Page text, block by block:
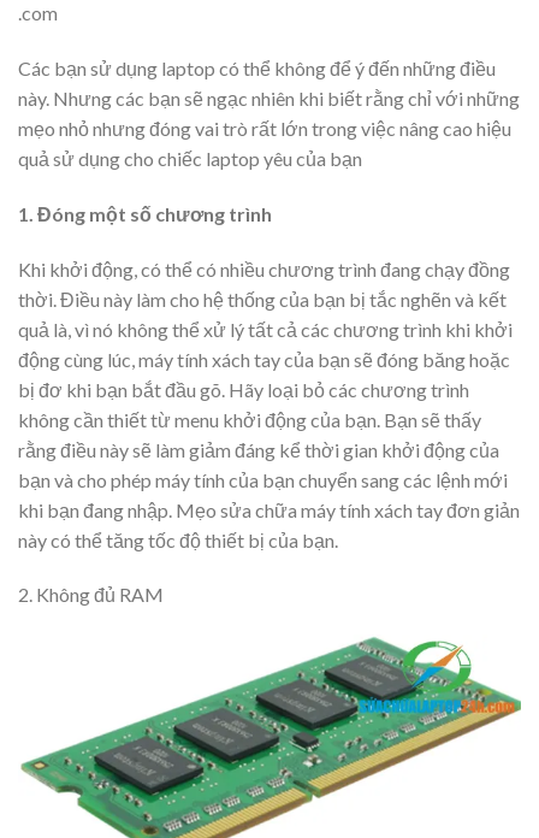
.com
Các bạn sử dụng laptop có thể không để ý đến những điều
này. Nhưng các bạn sẽ ngạc nhiên khi biết rằng chỉ với những
mẹo nhỏ nhưng đóng vai trò rất lớn trong việc nâng cao hiệu
quả sử dụng cho chiếc laptop yêu của bạn
1. Đóng một số chương trình
Khi khởi động, có thể có nhiều chương trình đang chạy đồng
thời. Điều này làm cho hệ thống của bạn bị tắc nghẽn và kết
quả là, vì nó không thể xử lý tất cả các chương trình khi khởi
động cùng lúc, máy tính xách tay của bạn sẽ đóng băng hoặc
bị đơ khi bạn bắt đầu gõ. Hãy loại bỏ các chương trình
không cần thiết từ menu khởi động của bạn. Bạn sẽ thấy
rằng điều này sẽ làm giảm đáng kể thời gian khởi động của
bạn và cho phép máy tính của bạn chuyển sang các lệnh mới
khi bạn đang nhập. Mẹo sửa chữa máy tính xách tay đơn giản
này có thể tăng tốc độ thiết bị của bạn.
2. Không đủ RAM